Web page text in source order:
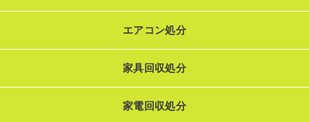
エアコン処分
家具回収処分
家電回収処分